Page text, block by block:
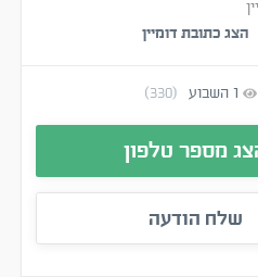
הצג כתובת דומיין
1 השבוע (330)
מספר טלפון
שלח הודעה